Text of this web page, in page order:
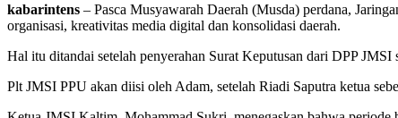
kabarintens – Pasca Musyawarah Daerah (Musda) perdana,
organisasi, kreativitas media digital dan konsolidasi daerah.
Hal itu ditandai setelah penyerahan Surat Keputusan dari DPP
Plt JMSI PPU akan diisi oleh Adam, setelah Riadi Saputra ketua